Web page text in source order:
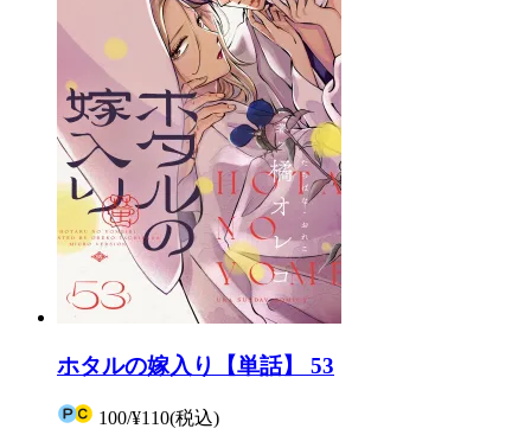
ホタルの嫁入り【単話】 53
100/¥110(税込)